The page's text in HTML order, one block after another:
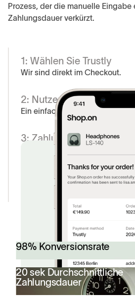
Prozess, der die manuelle
Zahlungsdauer verkürzt.
1: Wählen Sie Trustly
Wir sind direkt im Checkout.
2: Nutzer finden ihre Bank
Ein einfaches Scrollen oder
3: Zahlung autorisieren
4: Fertig!
So einfach ist das.
98% Konversionsrate
20 sek Durchschnittliche
Zahlungsdauer